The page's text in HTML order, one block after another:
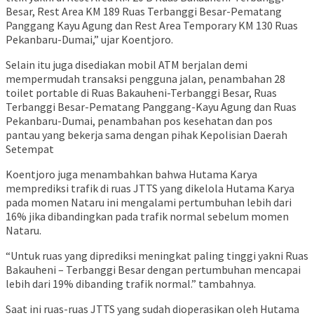
Besar, Rest Area KM 189 Ruas Terbanggi Besar-Pematang
Panggang Kayu Agung dan Rest Area Temporary KM 130 Ruas
Pekanbaru-Dumai,” ujar Koentjoro.
Selain itu juga disediakan mobil ATM berjalan demi
mempermudah transaksi pengguna jalan, penambahan 28
toilet portable di Ruas Bakauheni-Terbanggi Besar, Ruas
Terbanggi Besar-Pematang Panggang-Kayu Agung dan Ruas
Pekanbaru-Dumai, penambahan pos kesehatan dan pos
pantau yang bekerja sama dengan pihak Kepolisian Daerah
Setempat
Koentjoro juga menambahkan bahwa Hutama Karya
memprediksi trafik di ruas JTTS yang dikelola Hutama Karya
pada momen Nataru ini mengalami pertumbuhan lebih dari
16% jika dibandingkan pada trafik normal sebelum momen
Nataru.
“Untuk ruas yang diprediksi meningkat paling tinggi yakni Ruas
Bakauheni – Terbanggi Besar dengan pertumbuhan mencapai
lebih dari 19% dibanding trafik normal.” tambahnya.
Saat ini ruas-ruas JTTS yang sudah dioperasikan oleh Hutama